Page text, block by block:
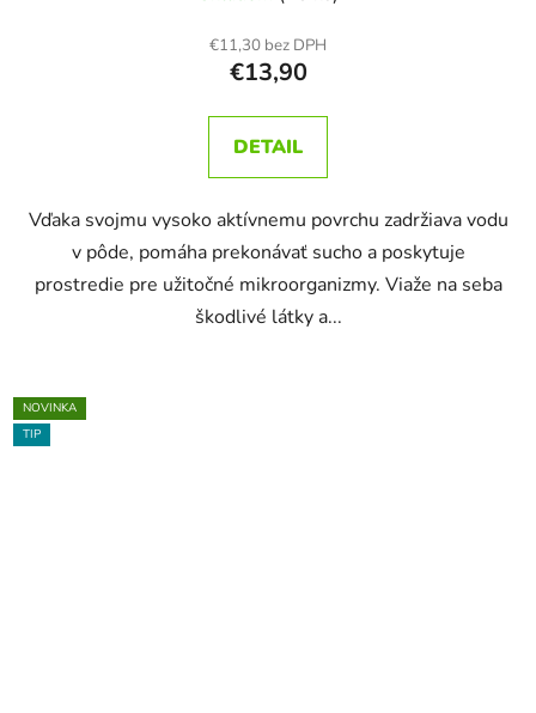
€11,30 bez DPH
€13,90
DETAIL
Vďaka svojmu vysoko aktívnemu povrchu zadržiava vodu
v pôde, pomáha prekonávať sucho a poskytuje
prostredie pre užitočné mikroorganizmy. Viaže na seba
škodlivé látky a...
NOVINKA
TIP